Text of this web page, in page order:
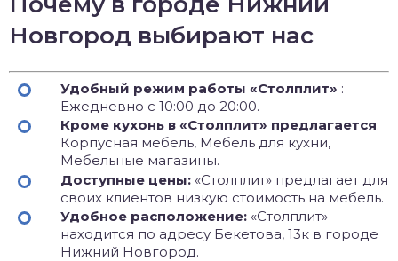
Новгород выбирают нас
Удобный режим работы «Столплит» :
Ежедневно с 10:00 до 20:00.
Кроме кухонь в «Столплит» предлагается:
Корпусная мебель, Мебель для кухни,
Мебельные магазины.
Доступные цены: «Столплит» предлагает для
своих клиентов низкую стоимость на мебель.
Удобное расположение: «Столплит»
находится по адресу Бекетова, 13к в городе
Нижний Новгород.